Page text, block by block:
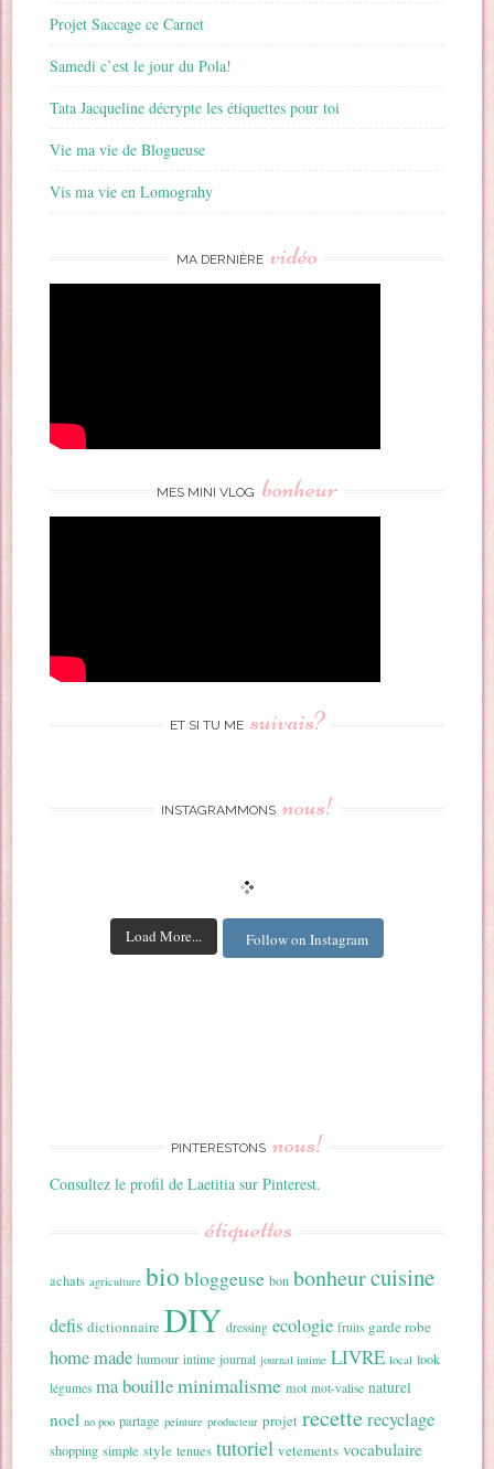
Projet Saccage ce Carnet
Samedi c’est le jour du Pola!
Tata Jacqueline décrypte les étiquettes pour toi
Vie ma vie de Blogueuse
Vis ma vie en Lomograhy
MA DERNIÈRE vidéo
MES MINI VLOG bonheur
ET SI TU ME suivais?
INSTAGRAMMONS nous!
Load More... Follow on Instagram
PINTERESTONS nous!
Consultez le profil de Laetitia sur Pinterest.
étiquettes
achats agriculture bio bloggeuse bon bonheurcuisine
defis dictionnaire DIY dressing ecologie fruits garde robe
home made humour intime journal journal intime LIVRE local look
légumes ma bouilleminimalisme mot mot-valise naturel
noel no poo partage peinture producteur projet recetterecyclage
shopping simple style tenues tutoriel vetements vocabulaire